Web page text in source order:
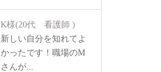
K様(20代 看護師 )
新しい自分を知れてよ
かったです！職場のM
さんが...